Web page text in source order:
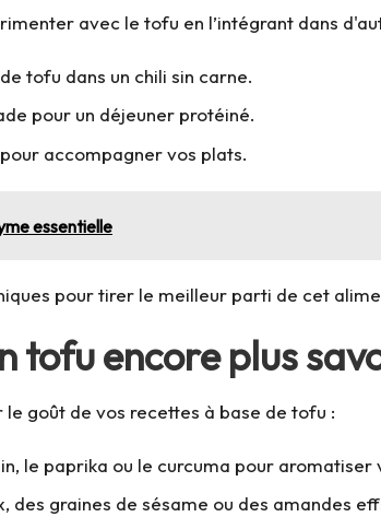
avec le tofu en l’intégrant dans
tofu dans un chili sin carne.
pour un déjeuner protéiné.
accompagner vos plats.
essentielle
pour tirer le meilleur parti de cet
tofu encore plus
goût de vos recettes à base de tofu :
le paprika ou le curcuma pour aromatiser
des graines de sésame ou des amandes